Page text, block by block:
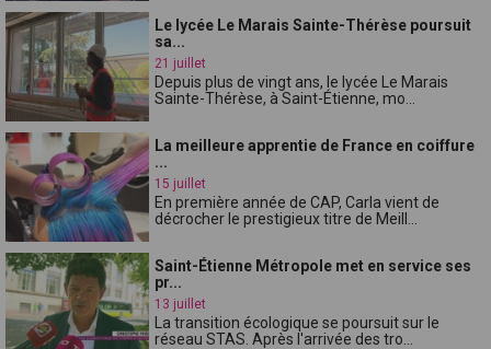
Le lycée Le Marais Sainte-Thérèse poursuit
sa...
21 juillet
Depuis plus de vingt ans, le lycée Le Marais
Sainte-Thérèse, à Saint-Étienne, mo...
La meilleure apprentie de France en coiffure
...
15 juillet
En première année de CAP, Carla vient de
décrocher le prestigieux titre de Meill...
Saint-Étienne Métropole met en service ses
pr...
13 juillet
La transition écologique se poursuit sur le
réseau STAS. Après l'arrivée des tro...